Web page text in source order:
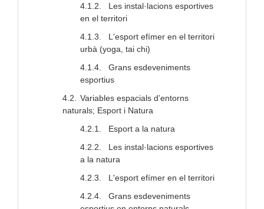
4.1.2.
Les instal·lacions esportives
en el territori
4.1.3.
L'esport efímer en el territori
urbà (yoga, tai chi)
4.1.4.
Grans esdeveniments
esportius
4.2. Variables espacials d’entorns
naturals; Esport i Natura
4.2.1.
Esport a la natura
4.2.2.
Les instal·lacions esportives
a la natura
4.2.3.
L'esport efímer en el territori
4.2.4.
Grans esdeveniments